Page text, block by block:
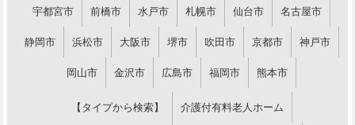
宇都宮市 前橋市 水戸市 札幌市 仙台市 名古屋市
静岡市 浜松市 大阪市 堺市 吹田市 京都市 神戸市
岡山市 金沢市 広島市 福岡市 熊本市
【タイプから検索】 介護付有料老人ホーム